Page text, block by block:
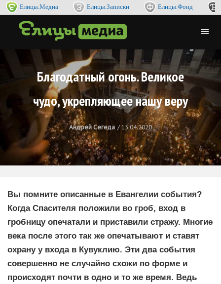
Елицы.Медиа Елицы.Записки Елицы.Фонд
Благодатный огонь. Великое
чудо, укрепляющее нашу веру
Андрей Сегеда 15.04.2020
Вы помните описанные в Евангелии события?
Когда Спасителя положили во гроб, вход в
гробницу опечатали и приставили стражу. Многие
века после этого так же опечатывают и ставят
охрану у входа в Кувуклию. Эти два события
совершенно не случайно схожи по форме и
происходят почти в одно и то же время. Ведь